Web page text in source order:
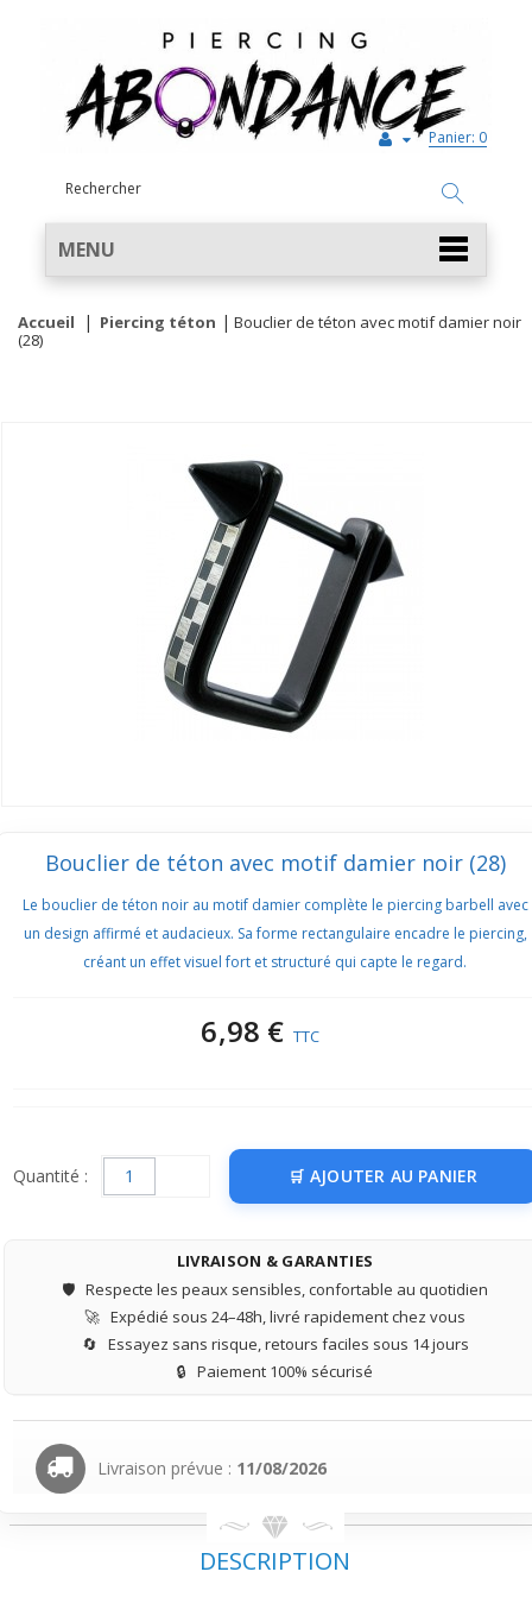
Panier: 0
MENU
Accueil Piercing téton
Bouclier de téton avec motif damier noir
(28)
Bouclier de téton avec motif damier noir (28)
Le bouclier de téton noir au motif damier complète le piercing barbell avec
un design affirmé et audacieux. Sa forme rectangulaire encadre le piercing,
créant un effet visuel fort et structuré qui capte le regard.
6,98 € TTC
Quantité : AJOUTER AU PANIER
LIVRAISON & GARANTIES
🛡️ Respecte les peaux sensibles, confortable au quotidien
🚀 Expédié sous 24–48h, livré rapidement chez vous
🔄 Essayez sans risque, retours faciles sous 14 jours
🔒 Paiement 100% sécurisé
Livraison prévue : 11/08/2026
DESCRIPTION